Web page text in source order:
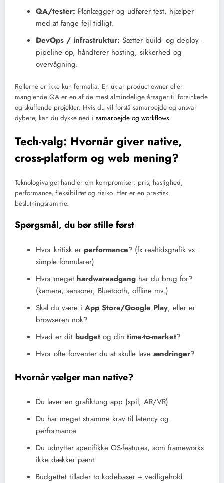
QA/tester: Planlægger og udfører test, hjælper
med at fange fejl tidligt.
DevOps / infrastruktur: Sætter build- og deploy-
pipeline op, håndterer hosting, sikkerhed og
overvågning.
Rollerne er ikke kun formalia. En uklar product owner eller
manglende QA er en af de mest almindelige årsager til forsinkede
og skuffende projekter. Hvis du vil forstå samarbejde og ansvar
dybere, kan du dykke ned i samarbejde og workflows.
Tech-valg: Hvornår giver native,
cross-platform og web mening?
Teknologivalget handler om kompromiser: pris, hastighed,
performance, fleksibilitet og risiko. Her er en praktisk
beslutningsramme.
Spørgsmål, du bør stille først
Hvor kritisk er performance? (fx realtidsgrafik vs.
simple formularer)
Hvor meget hardwareadgang har du brug for?
(kamera, sensorer, Bluetooth, offline mv.)
Skal du være i App Store/Google Play, eller er
browseren nok?
Hvad er dit budget og din time-to-market?
Hvor ofte forventer du at skulle lave ændringer?
Hvornår vælger man native?
Du laver en grafiktung app (spil, AR/VR)
Du har meget stramme krav til latency og
performance
Du udnytter specifikke OS-features, som frameworks
ikke dækker pænt
Budgettet tillader to kodebaser + vedligehold